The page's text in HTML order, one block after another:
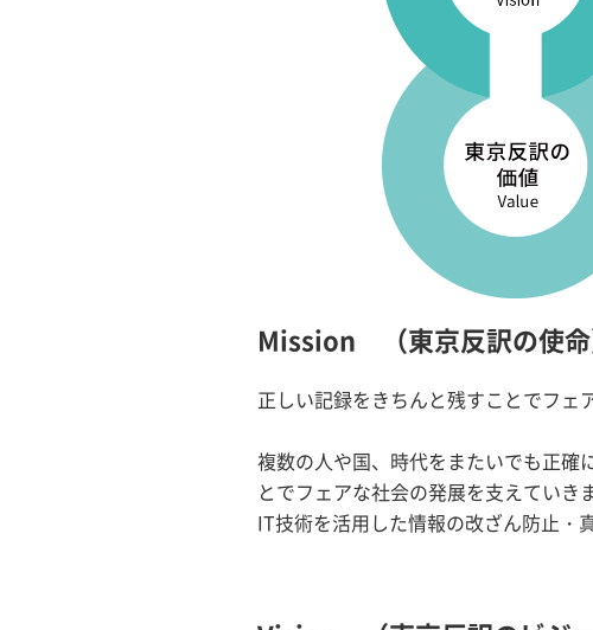
Mission （東京反訳の使命
正しい記録をきちんと残すことでフェ
複数の人や国、時代をまたいでも正確
とでフェアな社会の発展を支えていき
IT技術を活用した情報の改ざん防止・